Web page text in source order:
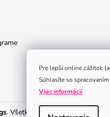
Pre lepší online zážitok
Súhlasíte so
Viac informácií
. Všetky práva vyhradené.